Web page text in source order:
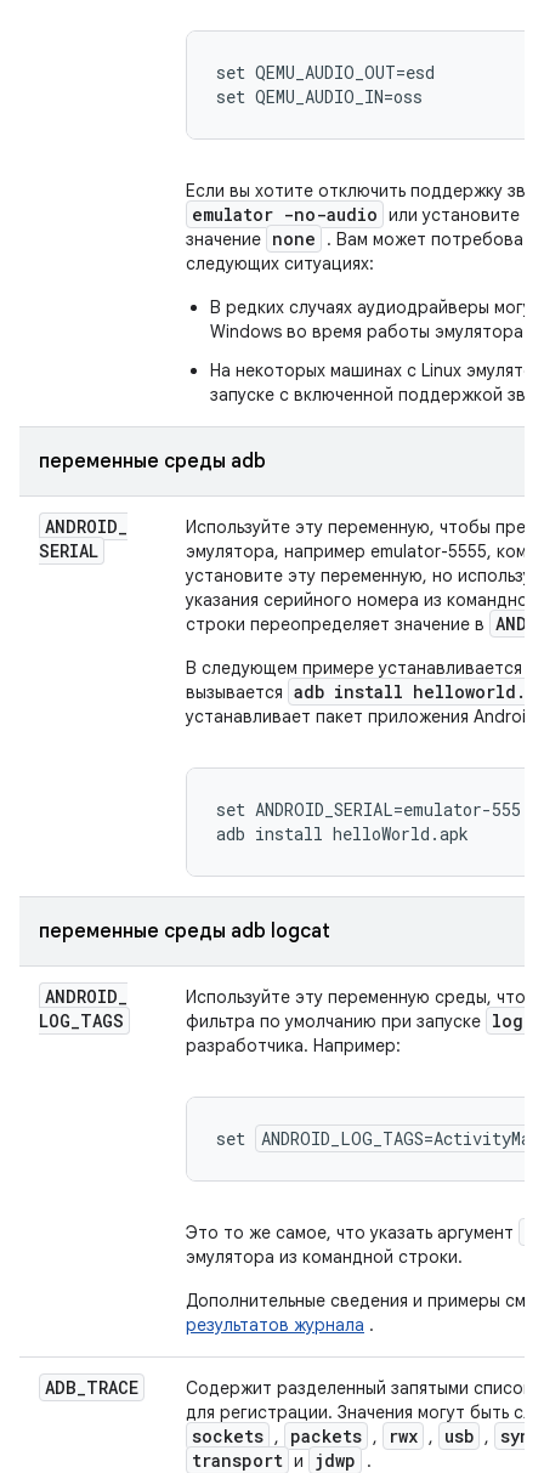
set QEMU_AUDIO_OUT=esd
Если вы хотите отключить поддержку
emulator -no-audio или установите
значение none
. Вам может
следующих ситуациях:
В редких случаях аудиодрайверы
Windows во время работы эмулятора.
На некоторых машинах с Linux
запуске с включенной поддержкой
переменные среды adb
ANDROID_
SERIAL
Используйте эту переменную, чтобы
эмулятора, например emulator-5555,
установите эту переменную, но
указания серийного номера из
строки переопределяет значение в
В следующем примере устанавливается
вызывается adb install
устанавливает пакет приложения
set ANDROID_SERIAL=emulator-555
переменные среды adb logcat
ANDROID_
LOG_TAGS
Используйте эту переменную среды,
фильтра по умолчанию при запуске
разработчика. Например:
set
Это то же самое, что указать аргумент
эмулятора из командной строки.
Дополнительные сведения и примеры см.
результатов журнала .
ADB_TRACE
Содержит разделенный запятыми список
для регистрации. Значения могут быть
sockets , packets , rwx , usb , sync
transport и jdwp
.